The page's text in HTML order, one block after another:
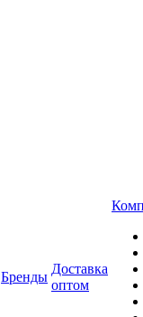
Бренды
Доставка
оптом